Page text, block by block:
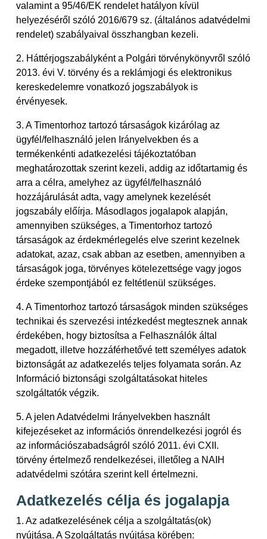
valamint a 95/46/EK rendelet hatályon kívül
helyezéséről szóló 2016/679 sz. (általános adatvédelmi
rendelet) szabályaival összhangban kezeli.
2. Háttérjogszabályként a Polgári törvénykönyvről szóló
2013. évi V. törvény és a reklámjogi és elektronikus
kereskedelemre vonatkozó jogszabályok is
érvényesek.
3. A Timentorhoz tartozó társaságok kizárólag az
ügyfél/felhasználó jelen Irányelvekben és a
termékenkénti adatkezelési tájékoztatóban
meghatározottak szerint kezeli, addig az időtartamig és
arra a célra, amelyhez az ügyfél/felhasználó
hozzájárulását adta, vagy amelynek kezelését
jogszabály előírja. Másodlagos jogalapok alapján,
amennyiben szükséges, a Timentorhoz tartozó
társaságok az érdekmérlegelés elve szerint kezelnek
adatokat, azaz, csak abban az esetben, amennyiben a
társaságok joga, törvényes kötelezettsége vagy jogos
érdeke szempontjából ez feltétlenül szükséges.
4. A Timentorhoz tartozó társaságok minden szükséges
technikai és szervezési intézkedést megtesznek annak
érdekében, hogy biztosítsa a Felhasználók által
megadott, illetve hozzáférhetővé tett személyes adatok
biztonságát az adatkezelés teljes folyamata során. Az
Információ biztonsági szolgáltatásokat hiteles
szolgáltatók végzik.
5. A jelen Adatvédelmi Irányelvekben használt
kifejezéseket az információs önrendelkezési jogról és
az információszabadságról szóló 2011. évi CXII.
törvény értelmező rendelkezései, illetőleg a NAIH
adatvédelmi szótára szerint kell értelmezni.
Adatkezelés célja és jogalapja
1. Az adatkezelésének célja a szolgáltatás(ok)
nyújtása. A Szolgáltatás nyújtása körében: